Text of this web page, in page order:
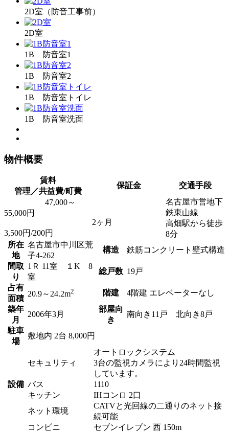
2D室（防音工事前）
2D室
1B 防音室1
1B 防音室2
1B 防音室トイレ
1B 防音室洗面
物件概要
賃料
管理／共益費/町費
保証金
交通手段
47,000～
55,000円
3,500円/200円
2ヶ月
名古屋市営地下
鉄東山線
高畑駅から徒歩
8分
所在
地
名古屋市中川区荒
子4-262
構造
鉄筋コンクリート壁式構造
間取
り
1Ｒ 11室 １K 8
室
総戸数 19戸
占有
面積
20.9～24.2m2 階建
4階建 エレベーターなし
築年
月
2006年3月
部屋向
き
南向き11戸 北向き8戸
駐車
場
敷地内 2台 8,000円
設備
セキュリティ
オートロックシステム
3台の監視カメラにより24時間監視
しています。
バス
1110
キッチン
IHコンロ 2口
ネット環境
CATVと光回線の二通りのネット接
続可能
コンビニ
セブンイレブン 西 150m